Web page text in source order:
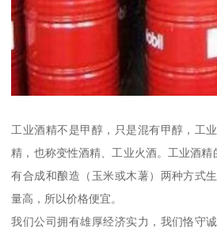
工业酒精不是甲醇，只是混有甲醇，工
精，也称变性酒精、工业火酒。工业酒精
有合成和酿造（玉米或木薯）两种方式
量高，所以价格便宜。
我们公司拥有雄厚经济实力，我们恪守